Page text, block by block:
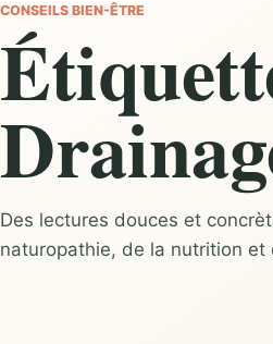
CONSEILS BIEN-ÊTRE
Des lectures douces et
naturopathie, de la nutrition